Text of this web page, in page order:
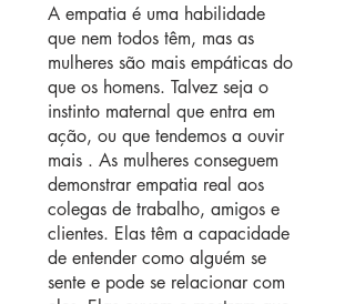
A empatia é uma habilidade
que nem todos têm, mas as
mulheres são mais empáticas do
que os homens. Talvez seja o
instinto maternal que entra em
ação, ou que tendemos a ouvir
mais . As mulheres conseguem
demonstrar empatia real aos
colegas de trabalho, amigos e
clientes. Elas têm a capacidade
de entender como alguém se
sente e pode se relacionar com